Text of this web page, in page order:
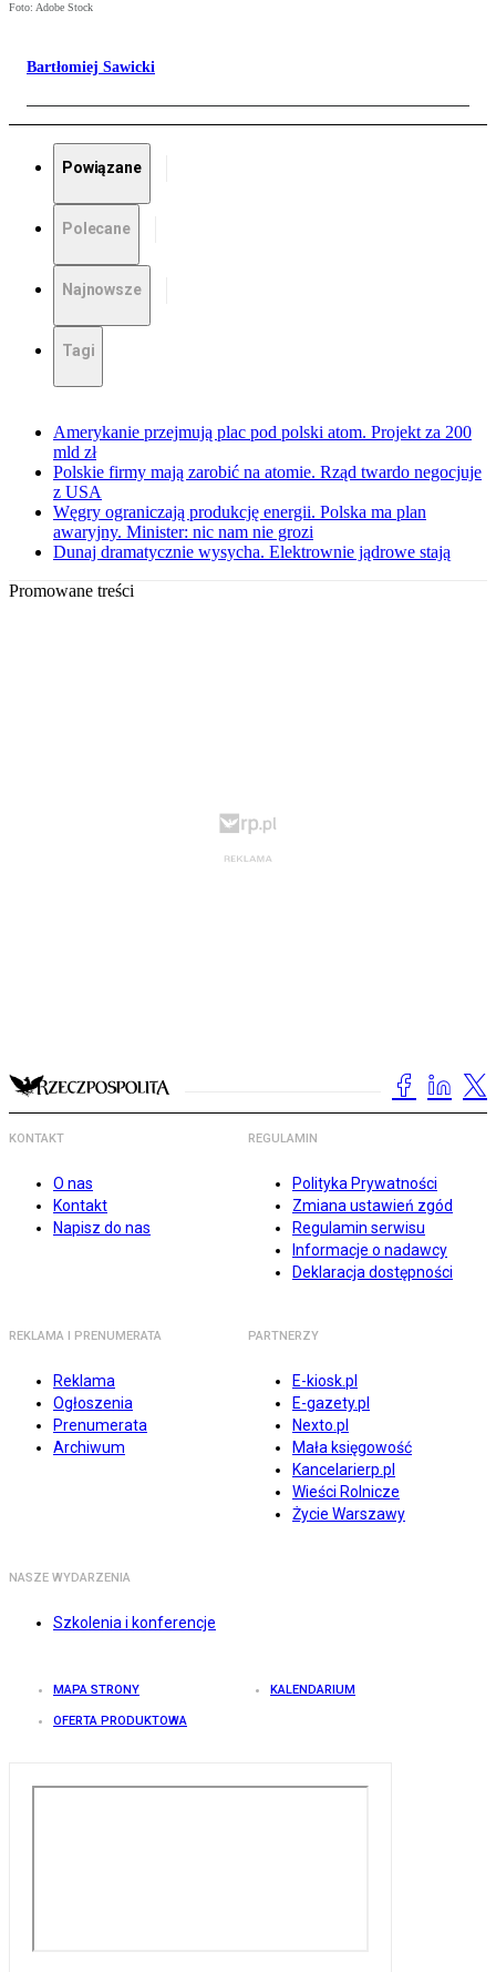
Foto: Adobe Stock
Bartłomiej Sawicki
Powiązane
Polecane
Najnowsze
Tagi
Amerykanie przejmują plac pod polski atom. Projekt za 200
mld zł
Polskie firmy mają zarobić na atomie. Rząd twardo negocjuje
z USA
Węgry ograniczają produkcję energii. Polska ma plan
awaryjny. Minister: nic nam nie grozi
Dunaj dramatycznie wysycha. Elektrownie jądrowe stają
Promowane treści
KONTAKT
O nas
Kontakt
Napisz do nas
REGULAMIN
Polityka Prywatności
Zmiana ustawień zgód
Regulamin serwisu
Informacje o nadawcy
Deklaracja dostępności
REKLAMA I PRENUMERATA
Reklama
Ogłoszenia
Prenumerata
Archiwum
PARTNERZY
E-kiosk.pl
E-gazety.pl
Nexto.pl
Mała księgowość
Kancelarierp.pl
Wieści Rolnicze
Życie Warszawy
NASZE WYDARZENIA
Szkolenia i konferencje
MAPA STRONY KALENDARIUM
OFERTA PRODUKTOWA